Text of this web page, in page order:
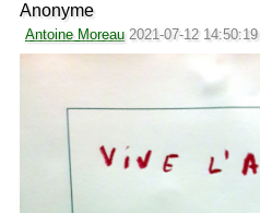
Anonyme
Antoine Moreau 2021-07-12 14:50:19